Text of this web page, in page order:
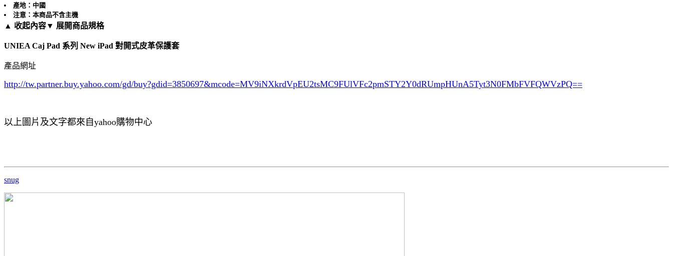
產地：中國
注意：本商品不含主機
▲ 收起內容▼ 展開商品規格
UNIEA Caj Pad 系列 New iPad 對開式皮革保護套
產品網址
http://tw.partner.buy.yahoo.com/gd/buy?gdid=3850697&mcode=MV9iNXkrdVpEU2tsMC9FUlVFc2pmSTY2Y0dRUmpHUnA5Tyt3N0FMbFVFQWVzPQ==
以上圖片及文字都來自yahoo購物中心
snug